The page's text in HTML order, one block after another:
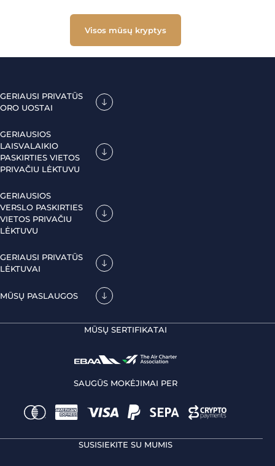
Visos mūsų kryptys
GERIAUSI PRIVATŪS
ORO UOSTAI
GERIAUSIOS
LAISVALAIKIO
PASKIRTIES VIETOS
PRIVAČIU LĖKTUVU
GERIAUSIOS
VERSLO PASKIRTIES
VIETOS PRIVAČIU
LĖKTUVU
GERIAUSI PRIVATŪS
LĖKTUVAI
MŪSŲ PASLAUGOS
MŪSŲ SERTIFIKATAI
SAUGŪS MOKĖJIMAI PER
SUSISIEKITE SU MUMIS